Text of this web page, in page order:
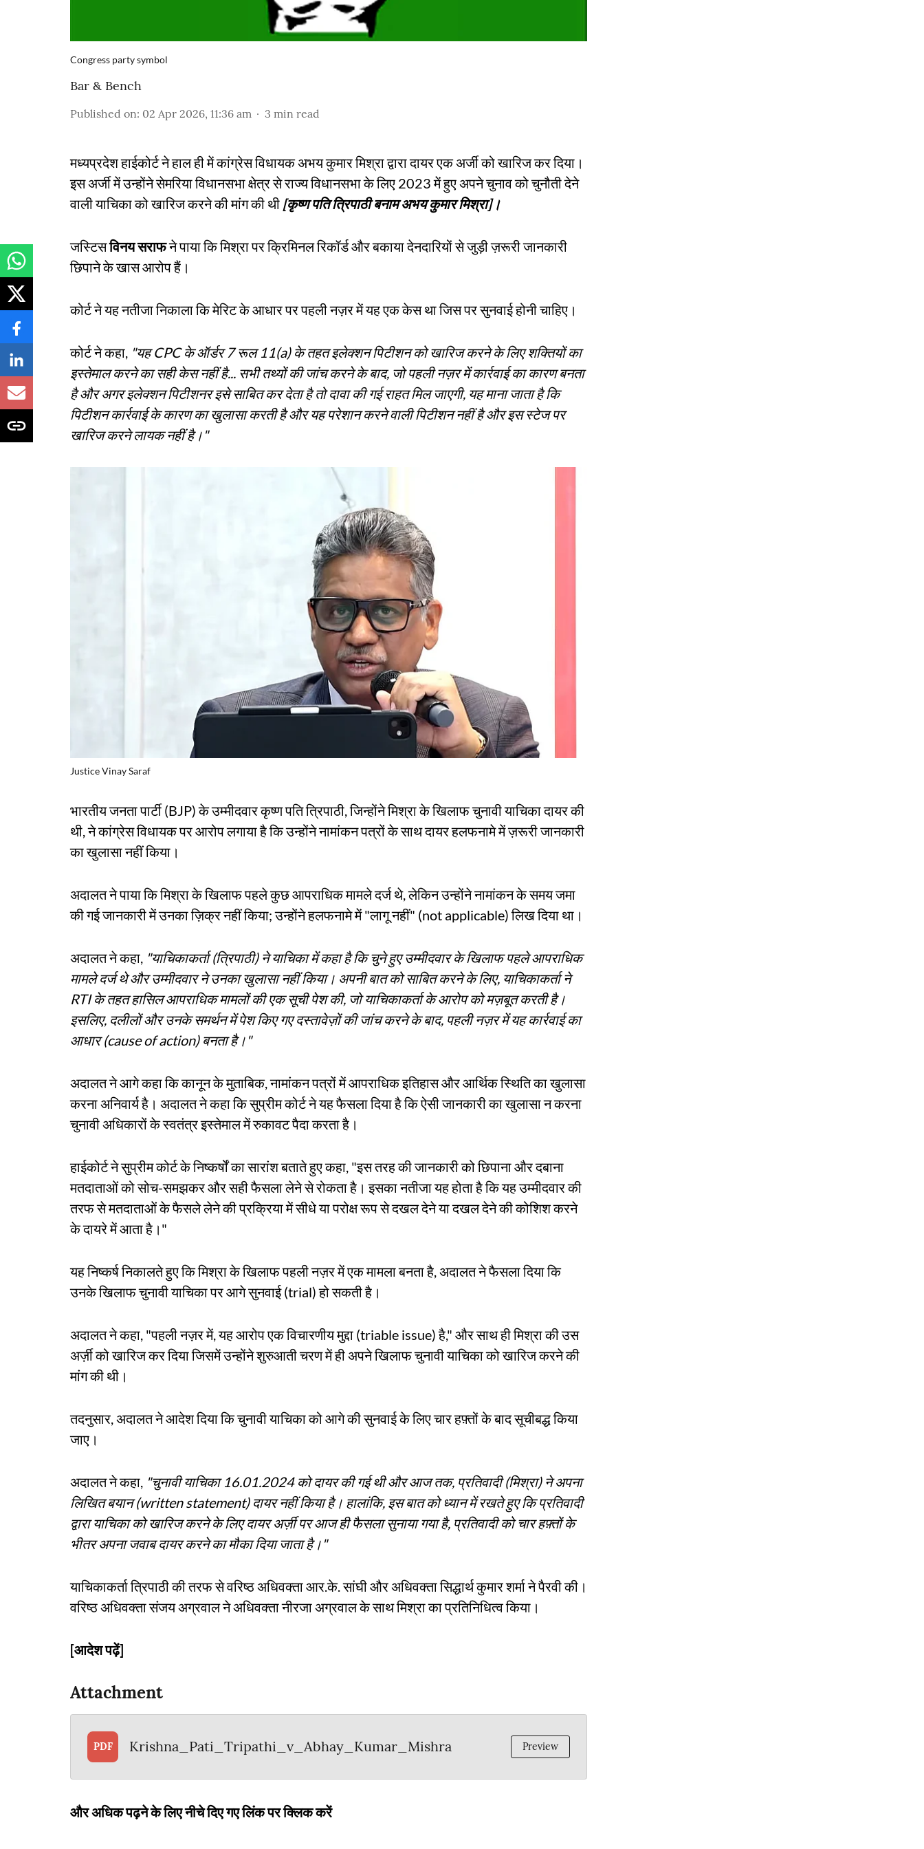
Congress party symbol
Bar & Bench
Published on: 02 Apr 2026, 11:36 am 3 min read
मध्यप्रदेश हाईकोर्ट ने हाल ही में कांग्रेस विधायक अभय कुमार मिश्रा द्वारा दायर एक अर्जी को खारिज कर दिया।
इस अर्जी में उन्होंने सेमरिया विधानसभा क्षेत्र से राज्य विधानसभा के लिए 2023 में हुए अपने चुनाव को चुनौती देने
वाली याचिका को खारिज करने की मांग की थी [कृष्ण पति त्रिपाठी बनाम अभय कुमार मिश्रा]।
जस्टिसविनय सराफने पाया कि मिश्रा पर क्रिमिनल रिकॉर्ड और बकाया देनदारियों से जुड़ी ज़रूरी जानकारी
छिपाने के खास आरोप हैं।
कोर्ट ने यह नतीजा निकाला कि मेरिट के आधार पर पहली नज़र में यह एक केस था जिस पर सुनवाई होनी चाहिए।
कोर्ट ने कहा, "यह CPC के ऑर्डर 7 रूल 11(a) के तहत इलेक्शन पिटीशन को खारिज करने के लिए शक्तियों का
इस्तेमाल करने का सही केस नहीं है... सभी तथ्यों की जांच करने के बाद, जो पहली नज़र में कार्रवाई का कारण बनता
है और अगर इलेक्शन पिटीशनर इसे साबित कर देता है तो दावा की गई राहत मिल जाएगी, यह माना जाता है कि
पिटीशन कार्रवाई के कारण का खुलासा करती है और यह परेशान करने वाली पिटीशन नहीं है और इस स्टेज पर
खारिज करने लायक नहीं है।"
Justice Vinay Saraf
भारतीय जनता पार्टी (BJP) के उम्मीदवार कृष्ण पति त्रिपाठी, जिन्होंने मिश्रा के खिलाफ चुनावी याचिका दायर की
थी, ने कांग्रेस विधायक पर आरोप लगाया है कि उन्होंने नामांकन पत्रों के साथ दायर हलफनामे में ज़रूरी जानकारी
का खुलासा नहीं किया।
अदालत ने पाया कि मिश्रा के खिलाफ पहले कुछ आपराधिक मामले दर्ज थे, लेकिन उन्होंने नामांकन के समय जमा
की गई जानकारी में उनका ज़िक्र नहीं किया; उन्होंने हलफनामे में "लागू नहीं" (not applicable) लिख दिया था।
अदालत ने कहा, "याचिकाकर्ता (त्रिपाठी) ने याचिका में कहा है कि चुने हुए उम्मीदवार के खिलाफ पहले आपराधिक
मामले दर्ज थे और उम्मीदवार ने उनका खुलासा नहीं किया। अपनी बात को साबित करने के लिए, याचिकाकर्ता ने
RTI के तहत हासिल आपराधिक मामलों की एक सूची पेश की, जो याचिकाकर्ता के आरोप को मज़बूत करती है।
इसलिए, दलीलों और उनके समर्थन में पेश किए गए दस्तावेज़ों की जांच करने के बाद, पहली नज़र में यह कार्रवाई का
आधार (cause of action) बनता है।"
अदालत ने आगे कहा कि कानून के मुताबिक, नामांकन पत्रों में आपराधिक इतिहास और आर्थिक स्थिति का खुलासा
करना अनिवार्य है। अदालत ने कहा कि सुप्रीम कोर्ट ने यह फैसला दिया है कि ऐसी जानकारी का खुलासा न करना
चुनावी अधिकारों के स्वतंत्र इस्तेमाल में रुकावट पैदा करता है।
हाईकोर्ट ने सुप्रीम कोर्ट के निष्कर्षों का सारांश बताते हुए कहा, "इस तरह की जानकारी को छिपाना और दबाना
मतदाताओं को सोच-समझकर और सही फैसला लेने से रोकता है। इसका नतीजा यह होता है कि यह उम्मीदवार की
तरफ से मतदाताओं के फैसले लेने की प्रक्रिया में सीधे या परोक्ष रूप से दखल देने या दखल देने की कोशिश करने
के दायरे में आता है।"
यह निष्कर्ष निकालते हुए कि मिश्रा के खिलाफ पहली नज़र में एक मामला बनता है, अदालत ने फैसला दिया कि
उनके खिलाफ चुनावी याचिका पर आगे सुनवाई (trial) हो सकती है।
अदालत ने कहा, "पहली नज़र में, यह आरोप एक विचारणीय मुद्दा (triable issue) है," और साथ ही मिश्रा की उस
अर्ज़ी को खारिज कर दिया जिसमें उन्होंने शुरुआती चरण में ही अपने खिलाफ चुनावी याचिका को खारिज करने की
मांग की थी।
तदनुसार, अदालत ने आदेश दिया कि चुनावी याचिका को आगे की सुनवाई के लिए चार हफ़्तों के बाद सूचीबद्ध किया
जाए।
अदालत ने कहा, "चुनावी याचिका 16.01.2024 को दायर की गई थी और आज तक, प्रतिवादी (मिश्रा) ने अपना
लिखित बयान (written statement) दायर नहीं किया है। हालांकि, इस बात को ध्यान में रखते हुए कि प्रतिवादी
द्वारा याचिका को खारिज करने के लिए दायर अर्ज़ी पर आज ही फैसला सुनाया गया है, प्रतिवादी को चार हफ़्तों के
भीतर अपना जवाब दायर करने का मौका दिया जाता है।"
याचिकाकर्ता त्रिपाठी की तरफ से वरिष्ठ अधिवक्ता आर.के. सांघी और अधिवक्ता सिद्धार्थ कुमार शर्मा ने पैरवी की।
वरिष्ठ अधिवक्ता संजय अग्रवाल ने अधिवक्ता नीरजा अग्रवाल के साथ मिश्रा का प्रतिनिधित्व किया।
[आदेश पढ़ें]
Attachment
PDF Krishna_Pati_Tripathi_v_Abhay_Kumar_Mishra Preview
और अधिक पढ़ने के लिए नीचे दिए गए लिंक पर क्लिक करें